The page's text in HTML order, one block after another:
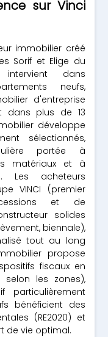
sur Vinci
immobilier créé
Sorif et Elige du
intervient dans
neufs,
d'entreprise
dans plus de 13
développe
sélectionnés,
portée à
matériaux et à
Les acheteurs
VINCI (premier
et de
solides
biennale),
tout au long
propose
fiscaux en
selon les zones),
particulièrement
bénéficient des
(RE2020) et
de vie optimal.